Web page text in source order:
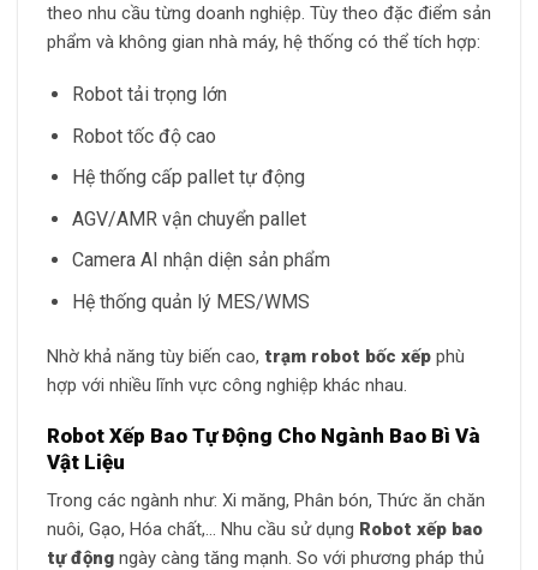
theo nhu cầu từng doanh nghiệp. Tùy theo đặc điểm sản
phẩm và không gian nhà máy, hệ thống có thể tích hợp:
Robot tải trọng lớn
Robot tốc độ cao
Hệ thống cấp pallet tự động
AGV/AMR vận chuyển pallet
Camera AI nhận diện sản phẩm
Hệ thống quản lý MES/WMS
Nhờ khả năng tùy biến cao, trạm robot bốc xếp phù
hợp với nhiều lĩnh vực công nghiệp khác nhau.
Robot Xếp Bao Tự Động Cho Ngành Bao Bì Và
Vật Liệu
Trong các ngành như: Xi măng, Phân bón, Thức ăn chăn
nuôi, Gạo, Hóa chất,… Nhu cầu sử dụng Robot xếp bao
tự động ngày càng tăng mạnh. So với phương pháp thủ